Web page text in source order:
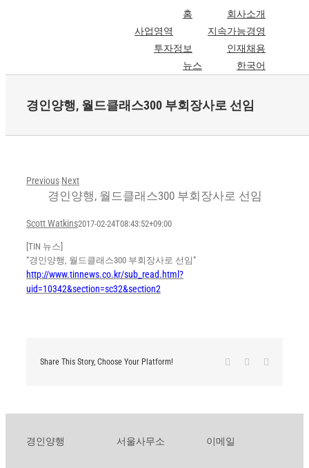
홈
회사소개
사업영역
지속가능경영
투자정보
인재채용
뉴스
한국어
경인양행, 월드클래스300 부회장사로 선임
Previous Next
경인양행, 월드클래스300 부회장사로 선임
Scott Watkins2017-02-24T08:43:52+09:00
[TIN 뉴스]
“경인양행, 월드클래스300 부회장사로 선임”
http://www.tinnews.co.kr/sub_read.html?
uid=10342&section=sc32&section2
Share This Story, Choose Your Platform! Facebook
경인양행 서울사무소 이메일